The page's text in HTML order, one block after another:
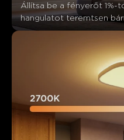
Állítsa be a fényerőt 1%-
hangulatot teremtsen
Mit mondanak a
0
Pozitív
Összefoglaló：
AI által generált a vásárlói